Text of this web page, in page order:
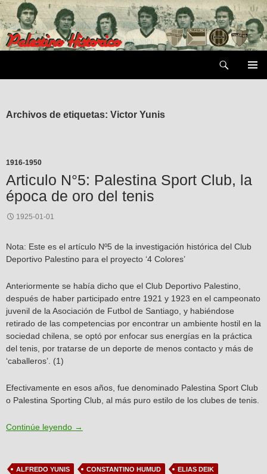
Saltar
al
contenido
Archivos de etiquetas: Victor Yunis
1916-1950
Articulo N°5: Palestina Sport Club, la
época de oro del tenis
1925-01-01
Nota: Este es el artículo Nº5 de la investigación histórica del Club
Deportivo Palestino para el proyecto ‘4 Colores’
Anteriormente se había dicho que el Club Deportivo Palestino,
después de haber participado entre 1921 y 1923 en el campeonato
juvenil de la Asociación de Futbol de Santiago, y habiéndose
retirado de las competencias por encontrar un ambiente hostil en la
sociedad chilena, se optó por enfocar sus energías en la práctica
del tenis, por tratarse de un deporte de menos contacto y más de
‘caballeros’. (1)
Efectivamente en esos años, fue denominado Palestina Sport Club
o Palestina Sporting Club, al más puro estilo de los clubes de tenis.
Continúe leyendo Articulo N°5: Palestina Sport Club, la época de oro
→
ALFREDO YUNIS CONSTANTINO HUMUD
ELIAS DEIK